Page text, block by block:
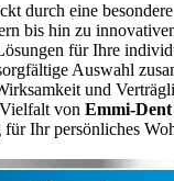
durch eine
bis hin zu
für Ihre
Auswahl
und
von Emmi-Dent
für Ihr persönliches